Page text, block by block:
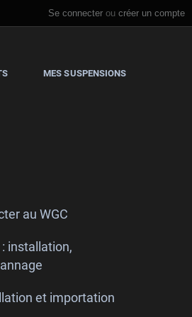
Se connecter ou créer un compte
MES SUSPENSIONS
au WGC
installation,
et importation